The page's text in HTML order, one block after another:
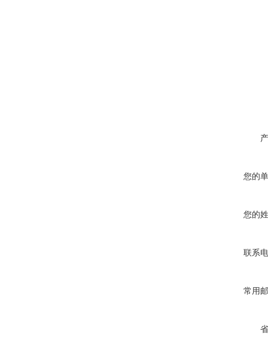
您的
您的
联系
常用